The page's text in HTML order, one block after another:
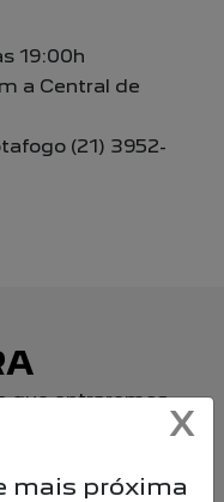
19:00h
a Central de
(21) 3952-
que entraremos
X
mais próxima